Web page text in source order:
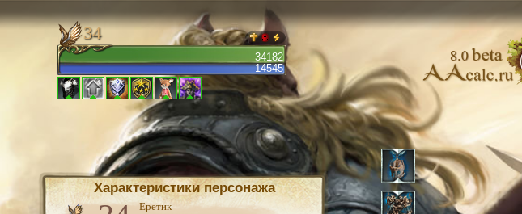
34182
14545
34
Характеристики персонажа
Еретик